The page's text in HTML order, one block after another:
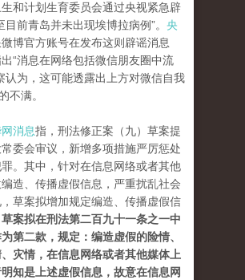
和计划生育委员会通过央视紧急辟
目前青岛并未出现埃博拉病例”。 央
博官方账号在发布这则辟谣消息
“消息在网络包括微信朋友圈中流
认为，这可能透露出上方对微信自我
不满。
网消息指，刑法修正案（九）草案提
委会审议，新增多项措施严厉惩处
。其中，针对在信息网络或者其他
造、传播虚假信息，严重扰乱社会
草案拟增加规定编造、传播虚假信
草案拟在刑法第二百九十一条之一中
第二款，规定：编造虚假的险情、
灾情，在信息网络或者其他媒体上
知是上述虚假信息，故意在信息网